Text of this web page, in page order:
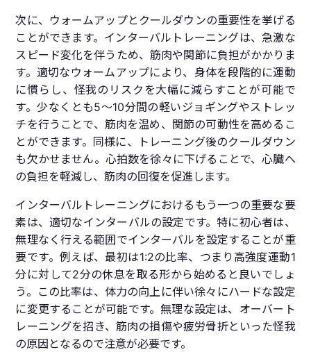
次に、ウォームアップとクールダウンの重要性を挙げる
ことができます。インターバルトレーニングは、急激な
スピード変化を伴うため、筋肉や関節に負担がかかりま
す。適切なウォームアップにより、身体を段階的に運動
に慣らし、怪我のリスクを大幅に減らすことが可能で
す。少なくとも5〜10分間の軽いジョギングやストレッ
チを行うことで、筋肉を温め、関節の可動性を高めるこ
とができます。同様に、トレーニング後のクールダウン
も欠かせません。心拍数を徐々に下げることで、心臓へ
の負担を軽減し、筋肉の回復を促進します。
インターバルトレーニングにおけるもう一つの重要な要
素は、適切なインターバルの設定です。特に初心者は、
無理なく行える範囲でインターバルを設定することが重
要です。例えば、最初は1:2の比率、つまり高強度運動1
分に対して2分の休息を取る形から始めると良いでしょ
う。この比率は、体力の向上に伴い徐々にハードな設定
に変更することが可能です。無理な設定は、オーバート
レーニングを招き、筋肉の損傷や疲労骨折といった怪我
の原因となるので注意が必要です。